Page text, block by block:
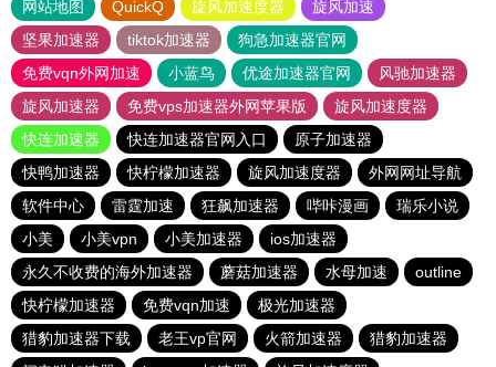
网站地图 QuickQ 旋风加速度器
旋风加速
坚果加速器
tiktok加速器
狗急加速器官网
免费vqn外网加速
小蓝鸟 优途加速器官网
风驰加速器
旋风加速器
免费vps加速器外网苹果版
旋风加速度器
快连加速器
快连加速器官网入口
原子加速器
快鸭加速器
快柠檬加速器 旋风加速度器
外网网址导航
软件中心
雷霆加速 狂飙加速器 哔咔漫画
瑞乐小说
小美
小美vpn 小美加速器
ios加速器
永久不收费的海外加速器
蘑菇加速器 水母加速
outline
快柠檬加速器
免费vqn加速
极光加速器
猎豹加速器下载
老王vp官网 火箭加速器
猎豹加速器